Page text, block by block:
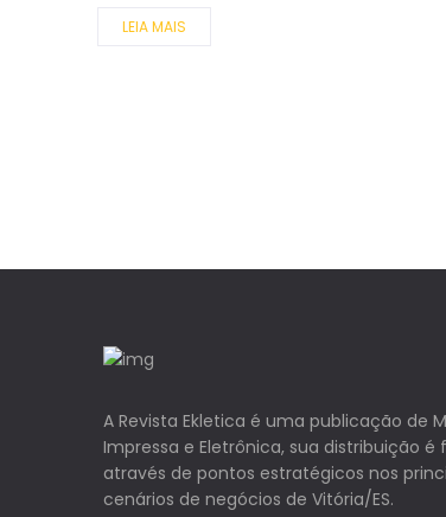
LEIA MAIS
A Revista Ekletica é uma publicação de
Impressa e Eletrônica, sua distribuição é
através de pontos estratégicos nos
cenários de negócios de Vitória/ES.